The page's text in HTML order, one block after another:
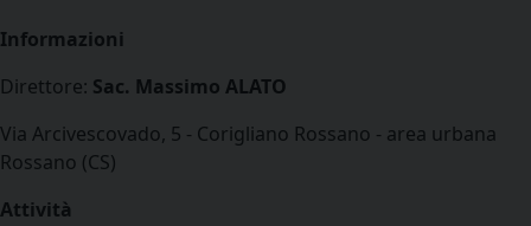
Informazioni
Direttore: Sac. Massimo ALATO
Via Arcivescovado, 5 - Corigliano Rossano - area urbana
Rossano (CS)
Attività